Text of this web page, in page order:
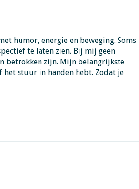
humor, energie en beweging. Soms
te laten zien. Bij mij geen
betrokken zijn. Mijn belangrijkste
het stuur in handen hebt. Zodat je